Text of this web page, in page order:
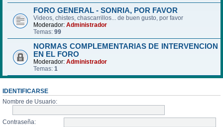
FORO GENERAL - SONRIA, POR FAVOR
Videos, chistes, chascarrillos... de buen gusto, por favor
Moderador: Administrador
Temas: 99
NORMAS COMPLEMENTARIAS DE INTERVENCION
EN EL FORO
Moderador: Administrador
Temas: 1
IDENTIFICARSE
Nombre de Usuario:
Contraseña: